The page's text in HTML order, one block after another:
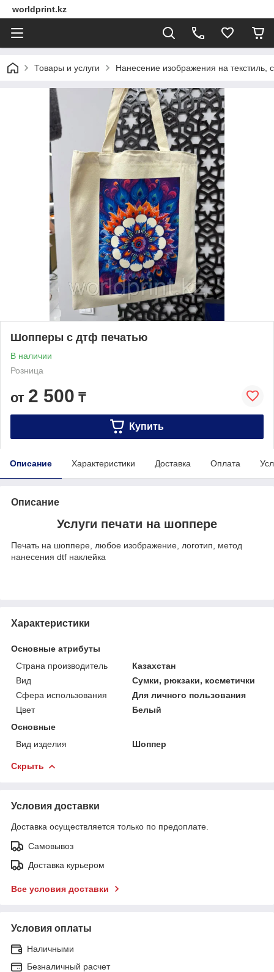
worldprint.kz
Товары и услуги Нанесение изображения на текстиль,
Шопперы с дтф печатью
В наличии
Розница
от 2 500 ₸
Купить
Описание Характеристики Доставка Оплата
Описание
Услуги печати на шоппере
Печать на шоппере, любое изображение, логотип, метод
нанесения dtf наклейка
Характеристики
Основные атрибуты
Страна производитель
Казахстан
Вид
Сумки, рюкзаки, косметички
Сфера использования
Для личного пользования
Цвет
Белый
Основные
Вид изделия
Шоппер
Скрыть
Условия доставки
Доставка осуществляется только по предоплате.
Самовывоз
Доставка курьером
Все условия доставки
Условия оплаты
Наличными
Безналичный расчет